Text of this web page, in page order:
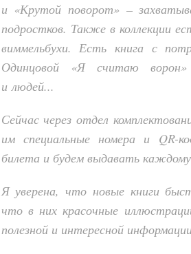
и «Крутой поворот» –
подростков. Также в коллекции
виммельбухи. Есть книга с
Одинцовой «Я считаю ворон
и людей...
Сейчас через отдел
им специальные номера и QR-
билетаи будем выдавать
Я уверена, что новые книги
что в них красочные
полезной и интересной